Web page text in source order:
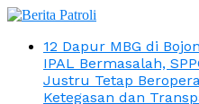
12 Dapur MBG di
IPAL Bermasalah,
Justru Tetap
Ketegasan dan